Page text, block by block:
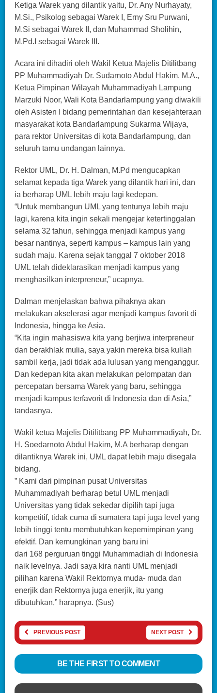
Ketiga Warek yang dilantik yaitu, Dr. Any Nurhayaty,
M.Si., Psikolog sebagai Warek I, Erny Sru Purwani,
M.Si sebagai Warek II, dan Muhammad Sholihin,
M.Pd.I sebagai Warek III.
Acara ini dihadiri oleh Wakil Ketua Majelis Ditilitbang
PP Muhammadiyah Dr. Sudarnoto Abdul Hakim, M.A.,
Ketua Pimpinan Wilayah Muhammadiyah Lampung
Marzuki Noor, Wali Kota Bandarlampung yang diwakili
oleh Asisten I bidang pemerintahan dan kesejahteraan
masyarakat kota Bandarlampung Sukarma Wijaya,
para rektor Universitas di kota Bandarlampung, dan
seluruh tamu undangan lainnya.
Rektor UML, Dr. H. Dalman, M.Pd mengucapkan
selamat kepada tiga Warek yang dilantik hari ini, dan
ia berharap UML lebih maju lagi kedepan.
“Untuk membangun UML yang tentunya lebih maju
lagi, karena kita ingin sekali mengejar ketertinggalan
selama 32 tahun, sehingga menjadi kampus yang
besar nantinya, seperti kampus – kampus lain yang
sudah maju. Karena sejak tanggal 7 oktober 2018
UML telah dideklarasikan menjadi kampus yang
menghasilkan interpreneur,” ucapnya.
Dalman menjelaskan bahwa pihaknya akan
melakukan akselerasi agar menjadi kampus favorit di
Indonesia, hingga ke Asia.
“Kita ingin mahasiswa kita yang berjiwa interpreneur
dan berakhlak mulia, saya yakin mereka bisa kuliah
sambil kerja, jadi tidak ada lulusan yang menganggur.
Dan kedepan kita akan melakukan pelompatan dan
percepatan bersama Warek yang baru, sehingga
menjadi kampus terfavorit di Indonesia dan di Asia,”
tandasnya.
Wakil ketua Majelis Ditilitbang PP Muhammadiyah, Dr.
H. Soedarnoto Abdul Hakim, M.A berharap dengan
dilantiknya Warek ini, UML dapat lebih maju disegala
bidang.
” Kami dari pimpinan pusat Universitas
Muhammadiyah berharap betul UML menjadi
Universitas yang tidak sekedar dipilih tapi juga
kompetitif, tidak cuma di sumatera tapi juga level yang
lebih tinggi tentu membutuhkan kepemimpinan yang
efektif. Dan kemungkinan yang baru ini
dari 168 perguruan tinggi Muhammadiah di Indonesia
naik levelnya. Jadi saya kira nanti UML menjadi
pilihan karena Wakil Rektornya muda- muda dan
enerjik dan Rektornya juga enerjik, itu yang
dibutuhkan,” harapnya. (Sus)
PREVIOUS POST NEXT POST
BE THE FIRST TO COMMENT